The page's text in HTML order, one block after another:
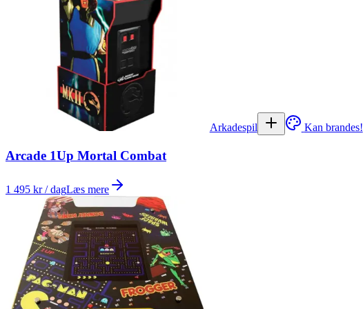
Arkadespil Kan brandes!
Arcade 1Up Mortal Combat
1 495 kr / dagLæs mere